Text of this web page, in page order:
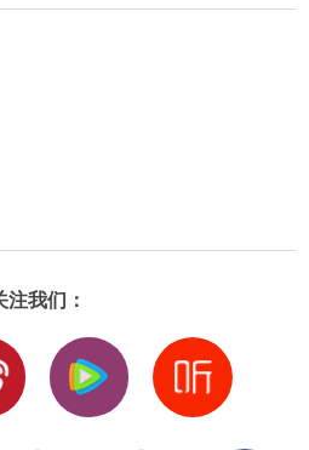
注我们：